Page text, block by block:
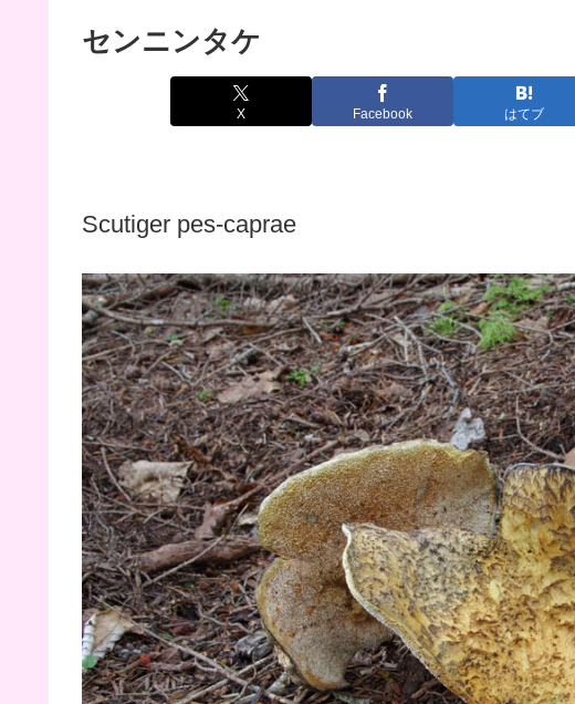
センニンタケ
X Facebook はてブ
Scutiger pes-caprae